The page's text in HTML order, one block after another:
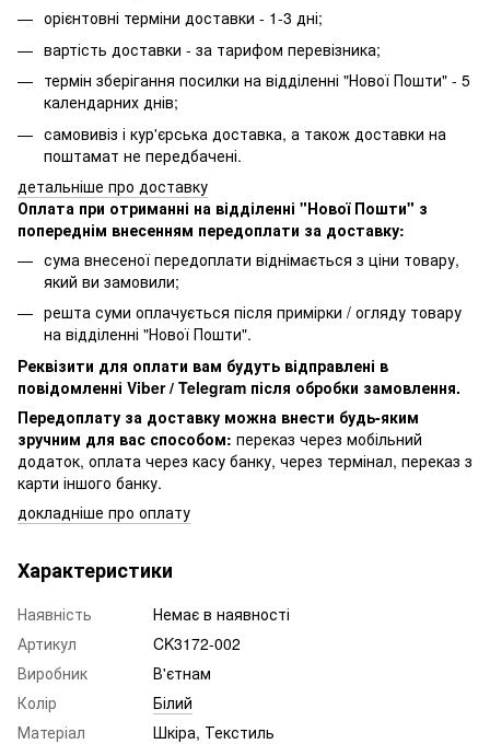
орієнтовні терміни доставки - 1-3 дні;
вартість доставки - за тарифом перевізника;
термін зберігання посилки на відділенні "Нової Пошти" - 5
календарних днів;
самовивіз і кур'єрська доставка, а також доставки на
поштамат не передбачені.
детальніше про доставку
Оплата при отриманні на відділенні "Нової Пошти" з
попереднім внесенням передоплати за доставку:
сума внесеної передоплати віднімається з ціни товару,
який ви замовили;
решта суми оплачується після примірки / огляду товару
на відділенні "Нової Пошти".
Реквізити для оплати вам будуть відправлені в
повідомленні Viber / Telegram після обробки замовлення.
Передоплату за доставку можна внести будь-яким
зручним для вас способом: переказ через мобільний
додаток, оплата через касу банку, через термінал, переказ з
карти іншого банку.
докладніше про оплату
Характеристики
Наявність
Немає в наявності
Артикул
CK3172-002
Виробник
В'єтнам
Колір
Білий
Матеріал
Шкіра, Текстиль